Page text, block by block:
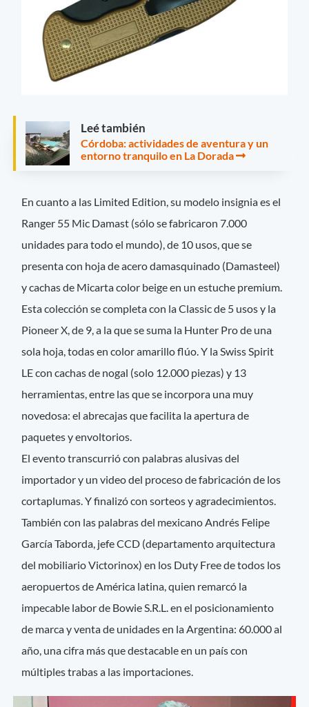
Leé también
Córdoba: actividades de aventura y un
entorno tranquilo en La Dorada
En cuanto a las Limited Edition, su modelo insignia es el
Ranger 55 Mic Damast (sólo se fabricaron 7.000
unidades para todo el mundo), de 10 usos, que se
presenta con hoja de acero damasquinado (Damasteel)
y cachas de Micarta color beige en un estuche premium.
Esta colección se completa con la Classic de 5 usos y la
Pioneer X, de 9, a la que se suma la Hunter Pro de una
sola hoja, todas en color amarillo flúo. Y la Swiss Spirit
LE con cachas de nogal (solo 12.000 piezas) y 13
herramientas, entre las que se incorpora una muy
novedosa: el abrecajas que facilita la apertura de
paquetes y envoltorios.
El evento transcurrió con palabras alusivas del
importador y un video del proceso de fabricación de los
cortaplumas. Y finalizó con sorteos y agradecimientos.
También con las palabras del mexicano Andrés Felipe
García Taborda, jefe CCD (departamento arquitectura
del mobiliario Victorinox) en los Duty Free de todos los
aeropuertos de América latina, quien remarcó la
impecable labor de Bowie S.R.L. en el posicionamiento
de marca y venta de unidades en la Argentina: 60.000 al
año, una cifra más que destacable en un país con
múltiples trabas a las importaciones.